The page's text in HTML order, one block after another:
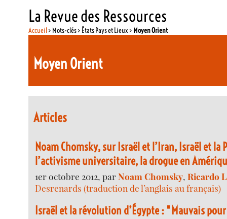
La Revue des Ressources
Accueil> Mots-clés > États Pays et Lieux > Moyen Orient
Moyen Orient
Articles
Noam Chomsky, sur Israël et l’Iran, Israël et la
l’activisme universitaire, la drogue en
1er octobre 2012, parNoam Chomsky,Ricardo
Desrenards (traduction de l’anglais au français)
Israël et la révolution d’Égypte : "Mauvais